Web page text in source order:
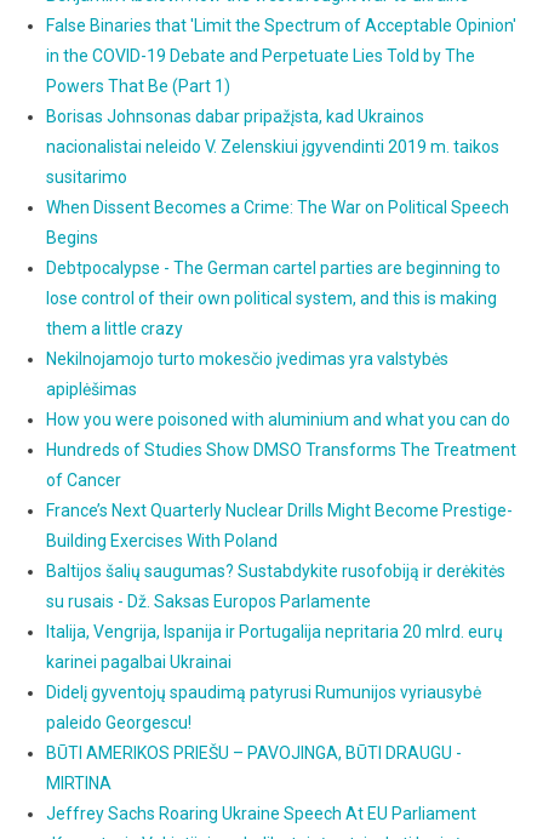
False Binaries that 'Limit the Spectrum of Acceptable Opinion'
in the COVID-19 Debate and Perpetuate Lies Told by The
Powers That Be (Part 1)
Borisas Johnsonas dabar pripažįsta, kad Ukrainos
nacionalistai neleido V. Zelenskiui įgyvendinti 2019 m. taikos
susitarimo
When Dissent Becomes a Crime: The War on Political Speech
Begins
Debtpocalypse - The German cartel parties are beginning to
lose control of their own political system, and this is making
them a little crazy
Nekilnojamojo turto mokesčio įvedimas yra valstybės
apiplėšimas
How you were poisoned with aluminium and what you can do
Hundreds of Studies Show DMSO Transforms The Treatment
of Cancer
France’s Next Quarterly Nuclear Drills Might Become Prestige-
Building Exercises With Poland
Baltijos šalių saugumas? Sustabdykite rusofobiją ir derėkitės
su rusais - Dž. Saksas Europos Parlamente
Italija, Vengrija, Ispanija ir Portugalija nepritaria 20 mlrd. eurų
karinei pagalbai Ukrainai
Didelį gyventojų spaudimą patyrusi Rumunijos vyriausybė
paleido Georgescu!
BŪTI AMERIKOS PRIEŠU – PAVOJINGA, BŪTI DRAUGU -
MIRTINA
Jeffrey Sachs Roaring Ukraine Speech At EU Parliament